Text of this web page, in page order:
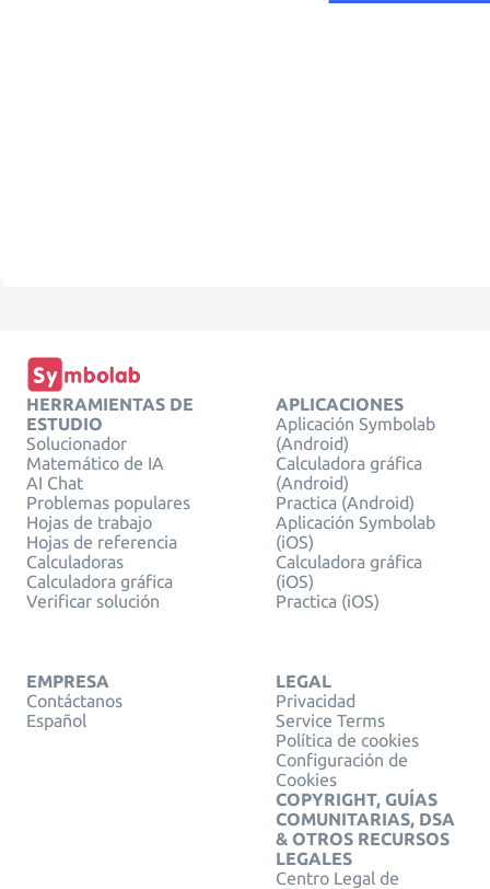
HERRAMIENTAS DE
ESTUDIO
Solucionador
Matemático de IA
AI Chat
Problemas populares
Hojas de trabajo
Hojas de referencia
Calculadoras
Calculadora gráfica
Verificar solución
APLICACIONES
Aplicación Symbolab
(Android)
Calculadora gráfica
(Android)
Practica (Android)
Aplicación Symbolab
(iOS)
Calculadora gráfica
(iOS)
Practica (iOS)
EMPRESA
Contáctanos
Español
LEGAL
Privacidad
Service Terms
Política de cookies
Configuración de
Cookies
COPYRIGHT, GUÍAS
COMUNITARIAS, DSA
& OTROS RECURSOS
LEGALES
Centro Legal de